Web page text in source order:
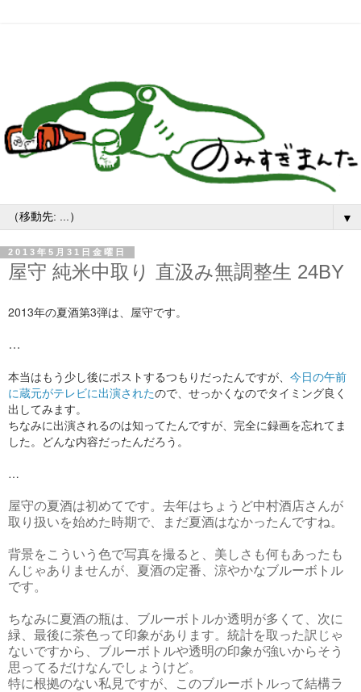
▼
2013年5月31日金曜日
屋守 純米中取り 直汲み無調整生 24BY
2013年の夏酒第3弾は、屋守です。
…
本当はもう少し後にポストするつもりだったんですが、 今日の午前
に蔵元がテレビに出演されたので、せっかくなのでタイミング良く
出してみます。
ちなみに出演されるのは知ってたんですが、完全に録画を忘れてま
した。どんな内容だったんだろう。
…
屋守の夏酒は初めてです。去年はちょうど中村酒店さんが
取り扱いを始めた時期で、まだ夏酒はなかったんですね。
背景をこういう色で写真を撮ると、美しさも何もあったも
んじゃありませんが、夏酒の定番、涼やかなブルーボトル
です。
ちなみに夏酒の瓶は、ブルーボトルか透明が多くて、次に
緑、最後に茶色って印象があります。統計を取った訳じゃ
ないですから、ブルーボトルや透明の印象が強いからそう
思ってるだけなんでしょうけど。
特に根拠のない私見ですが、このブルーボトルって結構ラ